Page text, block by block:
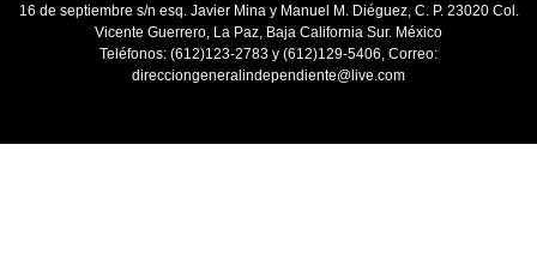
16 de septiembre s/n esq. Javier Mina y Manuel M. Diéguez, C. P. 23020 Col.
Vicente Guerrero, La Paz, Baja California Sur. México
Teléfonos: (612)123-2783 y (612)129-5406, Correo:
direcciongeneralindependiente@live.com